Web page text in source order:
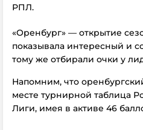
РПЛ.
«Оренбург» — открытие
показывала интересный и
тому же отбирали очки у
Напомним, что
месте турнирной таблица
Лиги, имея в активе 46